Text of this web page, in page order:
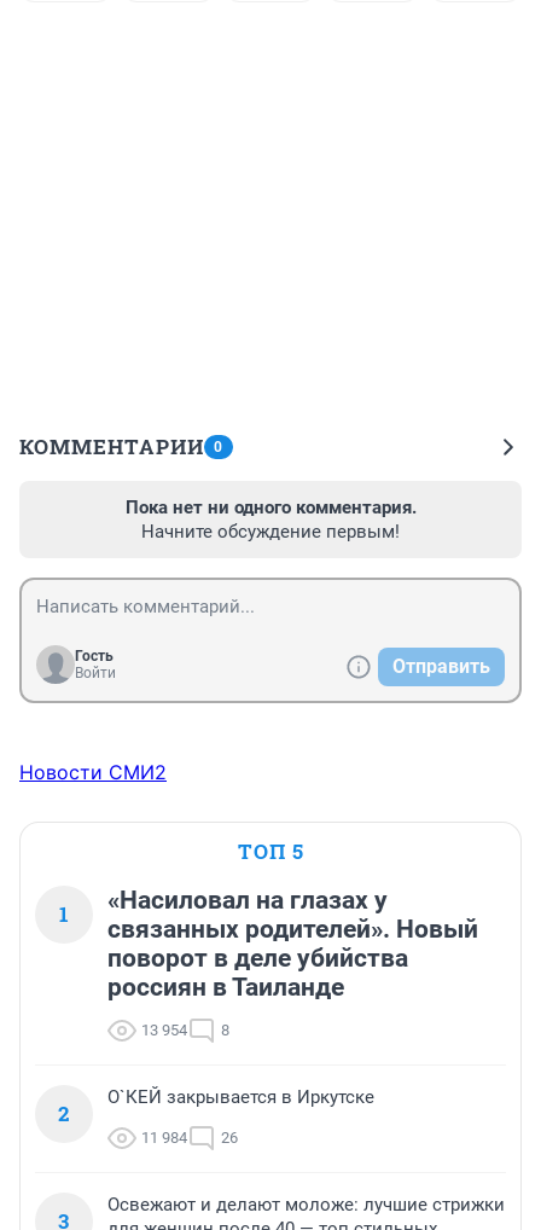
КОММЕНТАРИИ 0
Пока нет ни одного комментария.
Начните обсуждение первым!
Гость
Войти
Отправить
Новости СМИ2
ТОП 5
1
«Насиловал на глазах у
связанных родителей». Новый
поворот в деле убийства
россиян в Таиланде
13 954 8
2
О`КЕЙ закрывается в Иркутске
11 984 26
3
Освежают и делают моложе: лучшие стрижки